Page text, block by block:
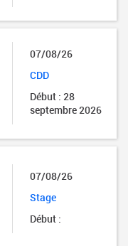
07/08/26
CDD
Début : 28
septembre 2026
07/08/26
Stage
Début :